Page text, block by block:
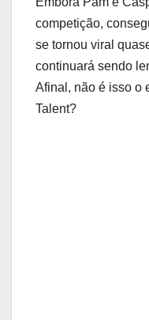
competição,
se tornou viral
continuará sendo
Afinal, não é isso o
Talent?